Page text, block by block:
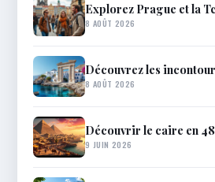
Explorez Prague et la
8 AOÛT 2026
Découvrez les
8 AOÛT 2026
Découvrir le caire en
9 JUIN 2026